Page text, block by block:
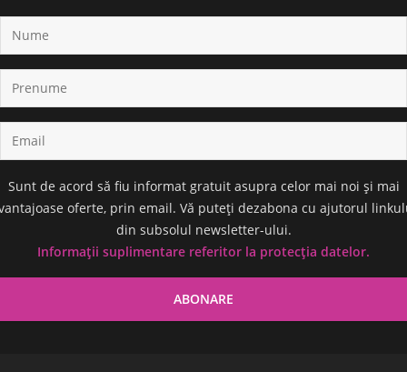
Sunt de acord să fiu informat gratuit asupra celor mai noi și mai
oferte, prin email. Vă puteți dezabona cu ajutorul
din subsolul newsletter-ului.
Informații suplimentare referitor la protecția datelor.